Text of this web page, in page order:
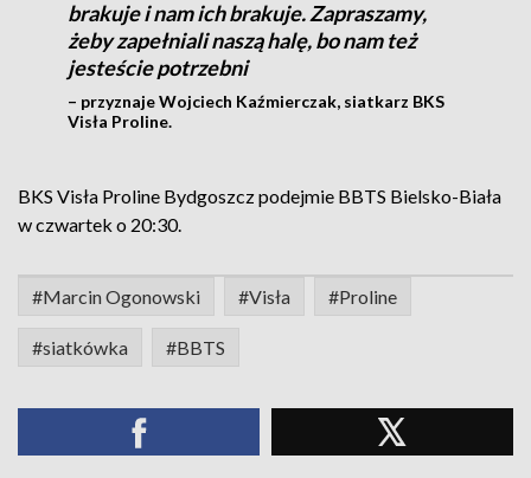
brakuje i nam ich brakuje. Zapraszamy,
żeby zapełniali naszą halę, bo nam też
jesteście potrzebni
– przyznaje Wojciech Kaźmierczak, siatkarz BKS
Visła Proline.
BKS Visła Proline Bydgoszcz podejmie BBTS Bielsko-Biała
w czwartek o 20:30.
#Marcin Ogonowski #Visła #Proline
#siatkówka #BBTS